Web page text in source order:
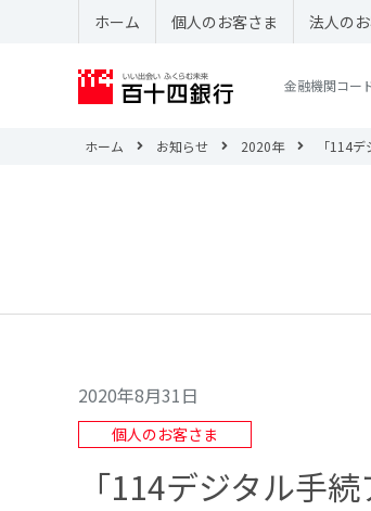
ホーム 個人のお客さま 法人の
金融機関コー
ホーム お知らせ 2020年 「114
2020年8月31日
個人のお客さま
「114デジタル手